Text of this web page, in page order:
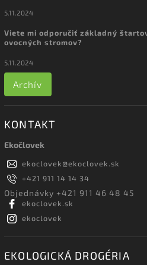
5.11.2024
Viete mi odporučiť základný
ovocných stromov?
5.11.2024
Archív
KONTAKT
Ekočlovek
ekoclovek@ekoclovek.sk
+421 911 14 14 34
Objednávky +421 911 46 48 45
ekoclovek.sk
ekoclovek
EKOLOGICKÁ DROGÉRIA